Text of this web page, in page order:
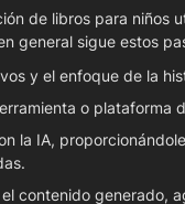
de libros para niños
general sigue estos
y el enfoque de la
o plataforma
la IA,
contenido generado,